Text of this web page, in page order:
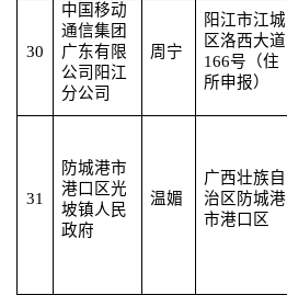
30
中国移动
通信集团
广东有限
公司阳江
分公司
周宁
阳江市江城
区洛西大道
166号（住
所申报）
31
防城港市
港口区光
坡镇人民
政府
温媚
广西壮族自
治区防城港
市港口区